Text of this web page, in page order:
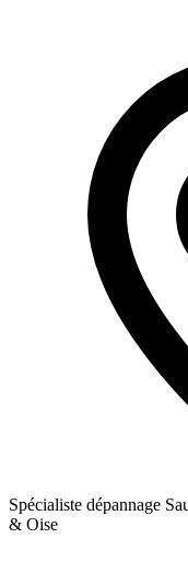
Spécialiste dépannage
& Oise